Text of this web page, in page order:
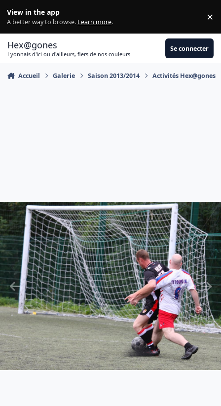
View in the app
A better way to browse. Learn more. ×
Hex@gones
Lyonnais d'ici ou d'ailleurs, fiers de nos couleurs
Se connecter
Accueil Galerie Saison 2013/2014 Activités Hex@gones